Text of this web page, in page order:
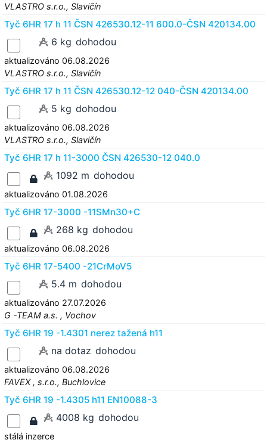
VLASTRO s.r.o., Slavičín
Tyč 6HR 17 h 11 ČSN 426530.12-11 600.0-ČSN 420134.00
6 kg dohodou
aktualizováno 06.08.2026
VLASTRO s.r.o., Slavičín
Tyč 6HR 17 h 11 ČSN 426530.12-12 040-ČSN 420134.00
5 kg dohodou
aktualizováno 06.08.2026
VLASTRO s.r.o., Slavičín
Tyč 6HR 17 h 11-3000 ČSN 426530-12 040.0
1092 m dohodou
aktualizováno 01.08.2026
Tyč 6HR 17-3000 -11SMn30+C
268 kg dohodou
aktualizováno 06.08.2026
Tyč 6HR 17-5400 -21CrMoV5
5.4 m dohodou
aktualizováno 27.07.2026
G -TEAM a.s. , Vochov
Tyč 6HR 19 -1.4301 nerez tažená h11
na dotaz dohodou
aktualizováno 06.08.2026
FAVEX , s.r.o., Buchlovice
Tyč 6HR 19 -1.4305 h11 EN10088-3
4008 kg dohodou
stálá inzerce